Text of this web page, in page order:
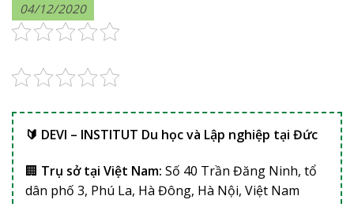
04/12/2020
🔰 DEVI – INSTITUT Du học và Lập nghiệp tại Đức
🏢 Trụ sở tại Việt Nam: Số 40 Trần Đăng Ninh, tổ
dân phố 3, Phú La, Hà Đông, Hà Nội, Việt Nam